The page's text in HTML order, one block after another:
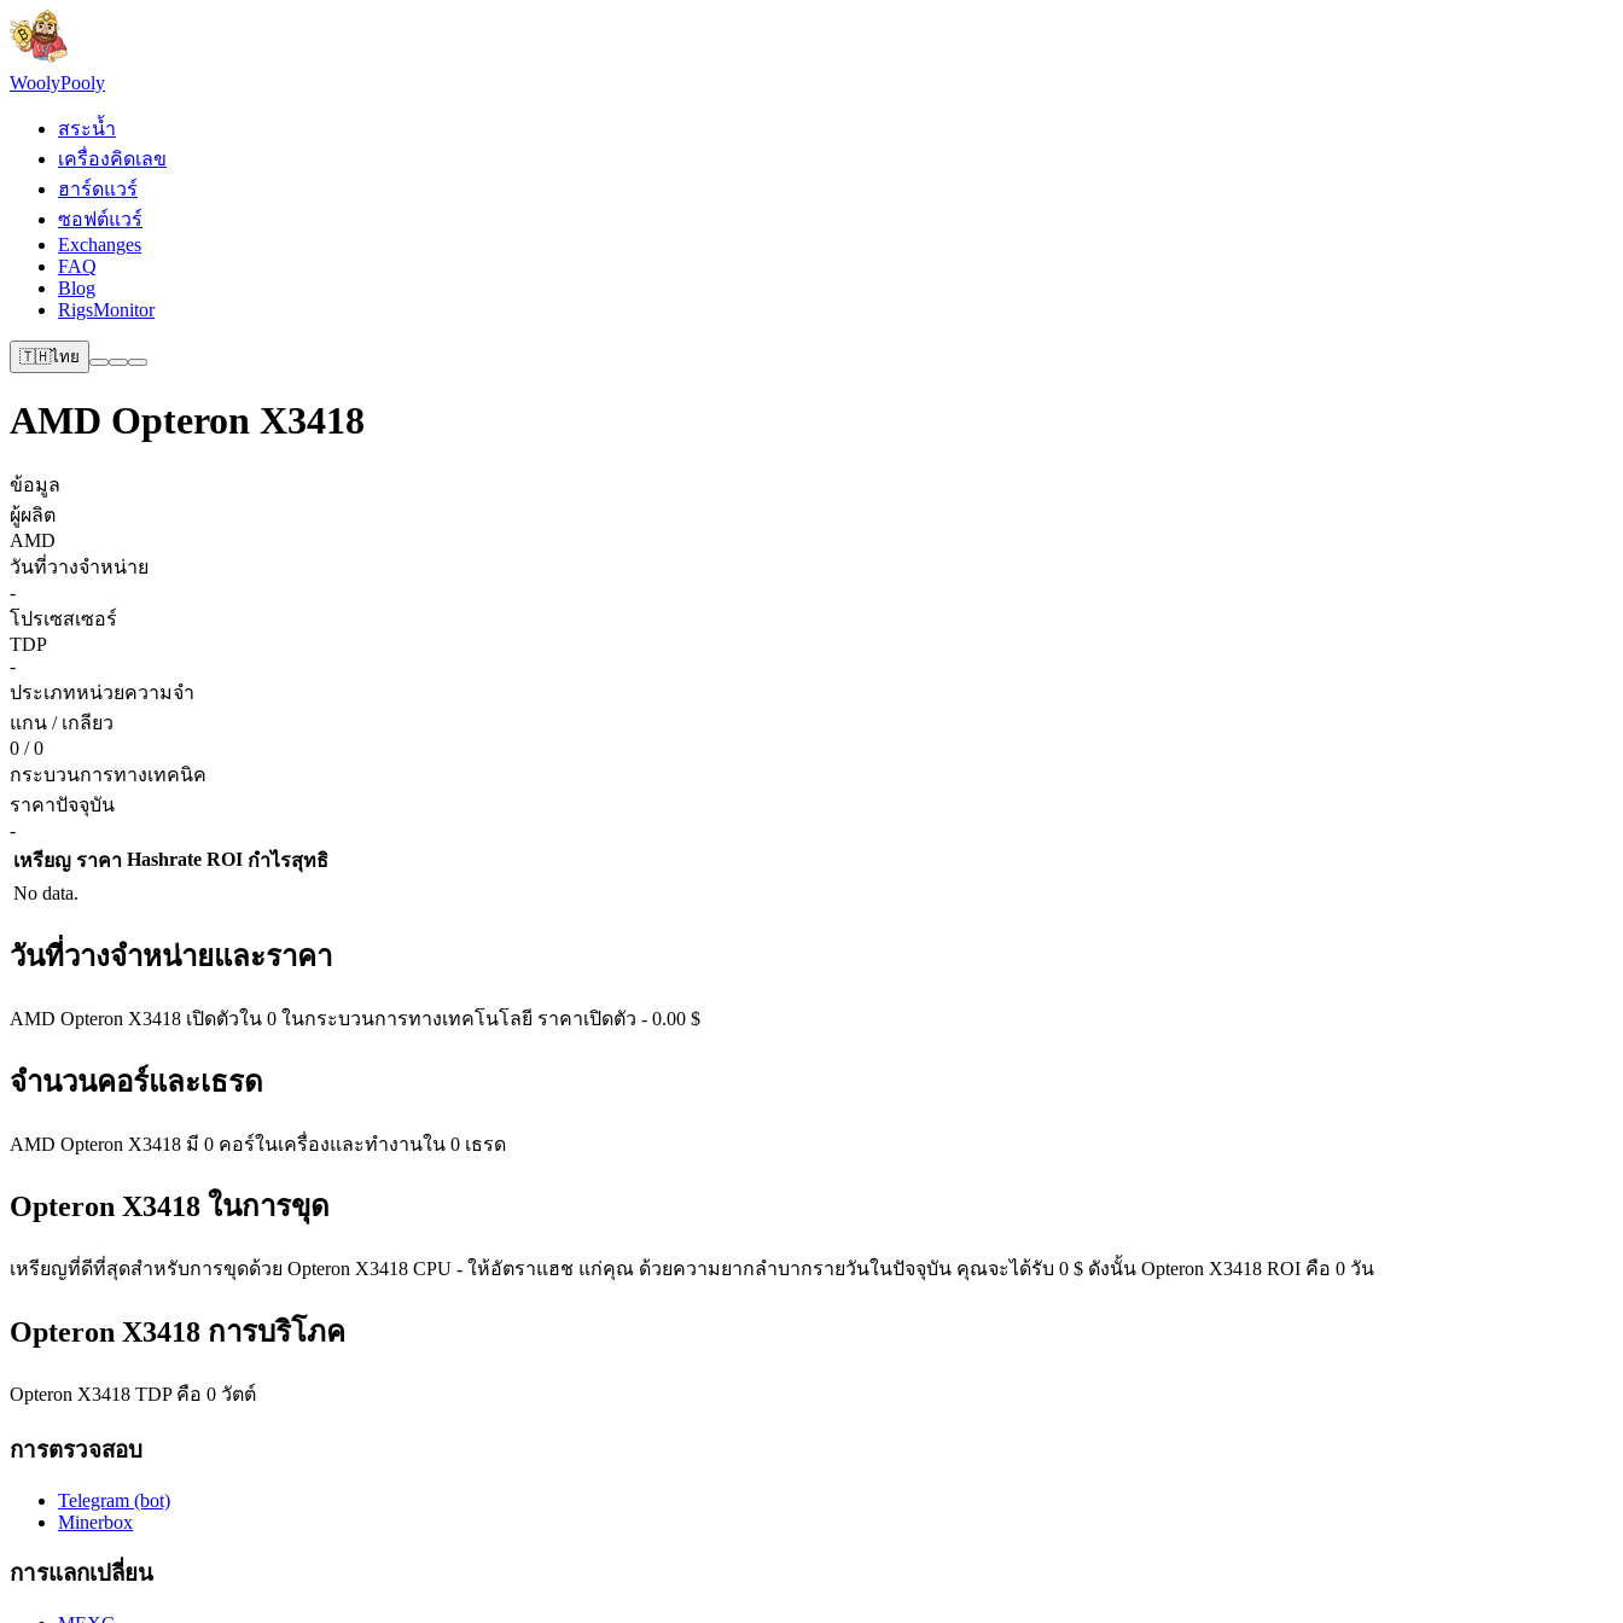
WoolyPooly
สระน้ำ
เครื่องคิดเลข
ฮาร์ดแวร์
ซอฟต์แวร์
Exchanges
FAQ
Blog
RigsMonitor
🇹🇭ไทย
AMD Opteron X3418
ข้อมูล
ผู้ผลิต
AMD
วันที่วางจำหน่าย
-
โปรเซสเซอร์
TDP
-
ประเภทหน่วยความจำ
แกน / เกลียว
0 / 0
กระบวนการทางเทคนิค
ราคาปัจจุบัน
-
เหรียญ ราคา Hashrate ROI กำไรสุทธิ
No data.
วันที่วางจำหน่ายและราคา
AMD Opteron X3418 เปิดตัวใน 0 ในกระบวนการทางเทคโนโลยี ราคาเปิดตัว - 0.00 $
จำนวนคอร์และเธรด
AMD Opteron X3418 มี 0 คอร์ในเครื่องและทำงานใน 0 เธรด
Opteron X3418 ในการขุด
เหรียญที่ดีที่สุดสำหรับการขุดด้วย Opteron X3418 CPU - ให้อัตราแฮช แก่คุณ ด้วยความยากลำบากรายวันในปัจจุบัน คุณจะได้รับ 0 $ ดังนั้น Opteron X3418 ROI คือ 0 วัน
Opteron X3418 การบริโภค
Opteron X3418 TDP คือ 0 วัตต์
การตรวจสอบ
Telegram (bot)
Minerbox
การแลกเปลี่ยน